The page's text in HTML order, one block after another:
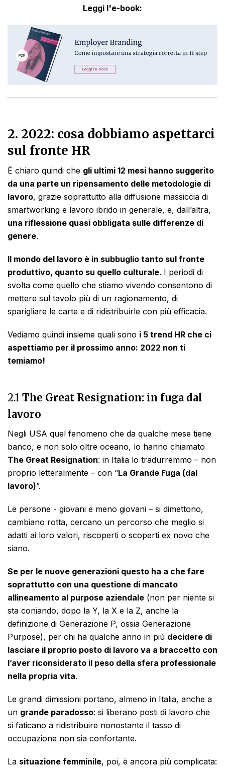
Leggi l'e-book:
2. 2022: cosa dobbiamo aspettarci
sul fronte HR
È chiaro quindi che gli ultimi 12 mesi hanno suggerito
da una parte un ripensamento delle metodologie di
lavoro, grazie soprattutto alla diffusione massiccia di
smartworking e lavoro ibrido in generale, e, dall’altra,
una riflessione quasi obbligata sulle differenze di
genere.
Il mondo del lavoro è in subbuglio tanto sul fronte
produttivo, quanto su quello culturale. I periodi di
svolta come quello che stiamo vivendo consentono di
mettere sul tavolo più di un ragionamento, di
sparigliare le carte e di ridistribuirle con più efficacia.
Vediamo quindi insieme quali sono i 5 trend HR che ci
aspettiamo per il prossimo anno: 2022 non ti
temiamo!
2.1 The Great Resignation: in fuga dal
lavoro
Negli USA quel fenomeno che da qualche mese tiene
banco, e non solo oltre oceano, lo hanno chiamato
The Great Resignation: in Italia lo tradurremmo – non
proprio letteralmente – con “La Grande Fuga (dal
lavoro)”.
Le persone - giovani e meno giovani – si dimettono,
cambiano rotta, cercano un percorso che meglio si
adatti ai loro valori, riscoperti o scoperti ex novo che
siano.
Se per le nuove generazioni questo ha a che fare
soprattutto con una questione di mancato
allineamento al purpose aziendale (non per niente si
sta coniando, dopo la Y, la X e la Z, anche la
definizione di Generazione P, ossia Generazione
Purpose), per chi ha qualche anno in più decidere di
lasciare il proprio posto di lavoro va a braccetto con
l’aver riconsiderato il peso della sfera professionale
nella propria vita.
Le grandi dimissioni portano, almeno in Italia, anche a
un grande paradosso: si liberano posti di lavoro che
si faticano a ridistribuire nonostante il tasso di
occupazione non sia confortante.
La situazione femminile, poi, è ancora più complicata: